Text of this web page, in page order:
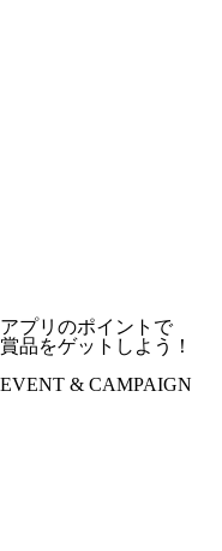
アプリのポイントで
賞品をゲットしよう！
EVENT & CAMPAIGN